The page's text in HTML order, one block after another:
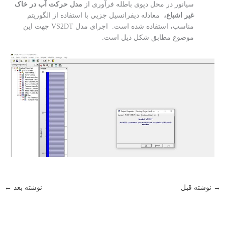
سیانور در محل دپوی باطله فرآوری از مدل حرکت آب در خاک
غير اشباع، معادله ديفرانسيل جزیي با استفاده از الگوريتم
مناسب، استفاده شده است. اجرای مدل VS2DT جهت این
موضوع مطابق شکل ذیل است.
→ نوشته قبل نوشته بعد ←